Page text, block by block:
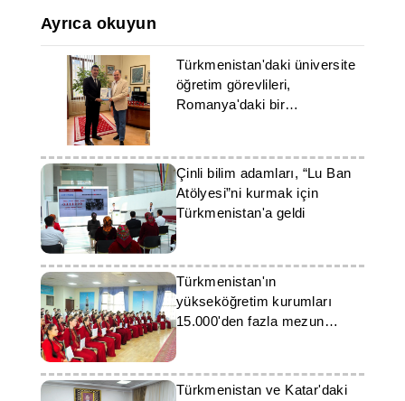
Ayrıca okuyun
Türkmenistan'daki üniversite
öğretim görevlileri,
Romanya'daki bir
Çinli bilim adamları, “Lu Ban
Atölyesi”ni kurmak için
Türkmenistan'a geldi
Türkmenistan'ın
yükseköğretim kurumları
15.000'den fazla mezun
yetiştirdi
Türkmenistan ve Katar'daki